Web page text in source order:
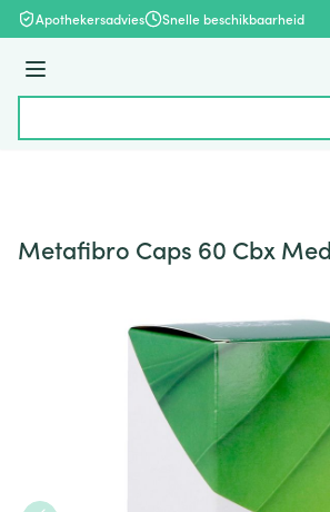
Ga naar de inhoud
Apothekersadvies Snelle beschikbaarheid
Menu
Metafibro Caps 60 Cbx